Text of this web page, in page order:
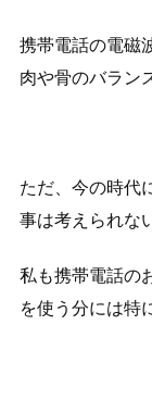
携帯電話の電磁
肉や骨のバラン
ただ、今の時代
事は考えられな
私も携帯電話の
を使う分には特